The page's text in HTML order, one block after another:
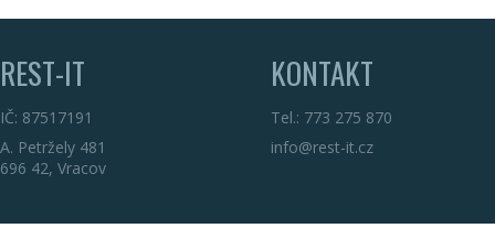
REST-IT
IČ: 87517191
A. Petržely 481
696 42, Vracov
KONTAKT
Tel.: 773 275 870
info@rest-it.cz